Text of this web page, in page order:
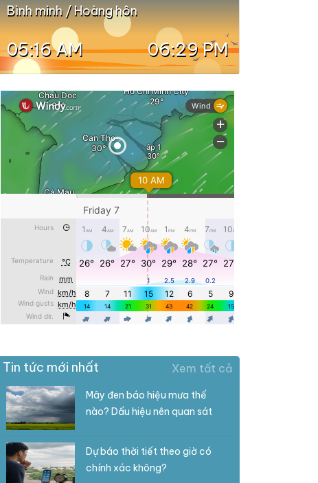
Bình minh / Hoàng hôn
05:16 AM 06:29 PM
Tin tức mới nhất Xem tất cả
Mây đen báo hiệu mưa thế
nào? Dấu hiệu nên quan sát
Dự báo thời tiết theo giờ có
chính xác không?